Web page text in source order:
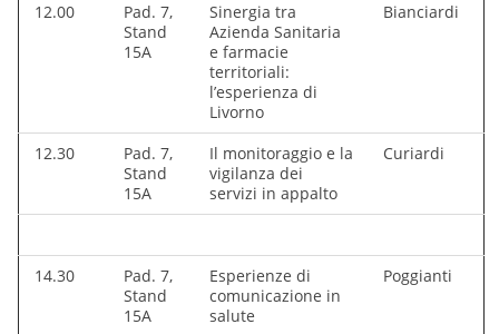
12.00
Pad. 7,
Stand
15A
Sinergia tra
Azienda Sanitaria
e farmacie
territoriali:
l’esperienza di
Livorno
Bianciardi
12.30
Pad. 7,
Stand
15A
Il monitoraggio e la
vigilanza dei
servizi in appalto
Curiardi
14.30
Pad. 7,
Stand
15A
Esperienze di
comunicazione in
salute
Poggianti